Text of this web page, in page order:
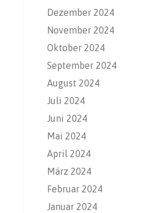
Dezember 2024
November 2024
Oktober 2024
September 2024
August 2024
Juli 2024
Juni 2024
Mai 2024
April 2024
März 2024
Februar 2024
Januar 2024